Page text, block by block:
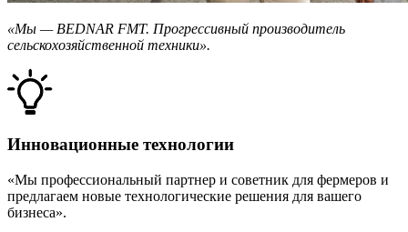
«Мы — BEDNAR FMT. Прогрессивный производитель
сельскохозяйственной техники».
Инновационные технологии
«Мы профессиональный партнер и советник для фермеров и
предлагаем новые технологические решения для вашего
бизнеса».